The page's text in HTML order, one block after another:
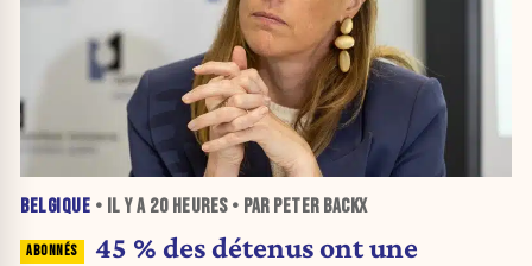
BELGIQUE • IL Y A 20 HEURES• PAR PETER BACKX
45 % des détenus ont une